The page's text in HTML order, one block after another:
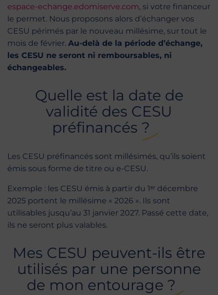
espace-echange.edomiserve.com, si votre financeur
le permet. Nous proposons alors d’échanger vos
CESU périmés par le nouveau millésime, sur tout le
mois de février. Au-delà de la période d’échange,
les CESU ne seront ni remboursables, ni
échangeables.
Quelle est la date de
validité des CESU
préfinancés ?
Les CESU préfinancés sont millésimés, qu’ils soient
émis sous forme de titre ou e-CESU.
Exemple : les CESU émis à partir du 1ᵉʳ décembre
2025 portent le millésime « 2026 ». Ils sont
utilisables jusqu’au 31 janvier 2027. Passé cette date,
ils ne seront plus valables.
Mes CESU peuvent-ils être
utilisés par une personne
de mon entourage ?